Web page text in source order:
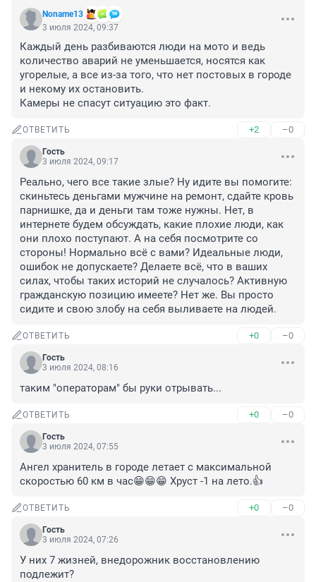
Noname13
3 июля 2024, 09:37
Каждый день разбиваются люди на мото и ведь
количество аварий не уменьшается, носятся как
угорелые, а все из-за того, что нет постовых в городе
и некому их остановить.
Камеры не спасут ситуацию это факт.
ОТВЕТИТЬ +2 –0
Гость
3 июля 2024, 09:17
Реально, чего все такие злые? Ну идите вы помогите:
скиньтесь деньгами мужчине на ремонт, сдайте кровь
парнишке, да и деньги там тоже нужны. Нет, в
интернете будем обсуждать, какие плохие люди, как
они плохо поступают. А на себя посмотрите со
стороны! Нормально всё с вами? Идеальные люди,
ошибок не допускаете? Делаете всё, что в ваших
силах, чтобы таких историй не случалось? Активную
гражданскую позицию имеете? Нет же. Вы просто
сидите и свою злобу на себя выливаете на людей.
ОТВЕТИТЬ +0 –0
Гость
3 июля 2024, 08:16
таким "операторам" бы руки отрывать...
ОТВЕТИТЬ +0 –0
Гость
3 июля 2024, 07:55
Ангел хранитель в городе летает с максимальной
скоростью 60 км в час😁😁😁 Хруст -1 на лето.👍
ОТВЕТИТЬ +0 –0
Гость
3 июля 2024, 07:26
У них 7 жизней, внедорожник восстановлению
подлежит?